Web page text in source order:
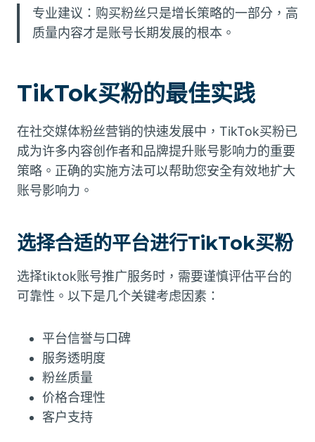
专业建议：购买粉丝只是增长策略的一部分，高
质量内容才是账号长期发展的根本。
TikTok买粉的最佳实践
在社交媒体粉丝营销的快速发展中，TikTok买粉已
成为许多内容创作者和品牌提升账号影响力的重要
策略。正确的实施方法可以帮助您安全有效地扩大
账号影响力。
选择合适的平台进行TikTok买粉
选择tiktok账号推广服务时，需要谨慎评估平台的
可靠性。以下是几个关键考虑因素：
平台信誉与口碑
服务透明度
粉丝质量
价格合理性
客户支持